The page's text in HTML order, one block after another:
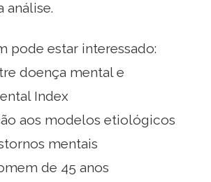
análise.
pode estar interessado:
doença mental e
Index
aos modelos etiológicos
mentais
de 45 anos